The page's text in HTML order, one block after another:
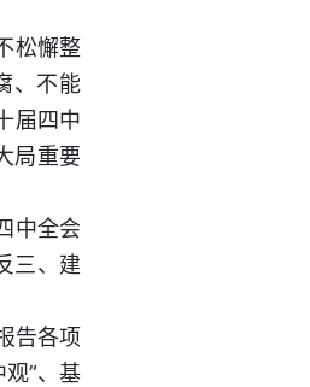
松懈整
、不能
届四中
局重要
中全会
三、建
告各项
”、基